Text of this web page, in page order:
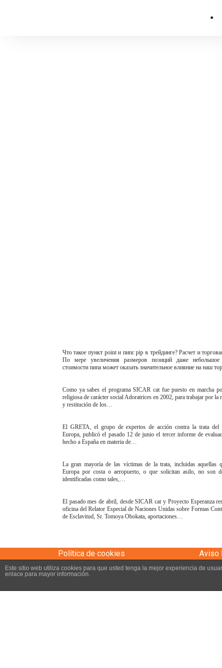
Что такое пункт point и пипс pip в трейдинге? Расчет и
По мере увеличения размеров позиций даже небольшое
стоимости пипа может оказать значительное влияние на наш
Como ya sabes el programa SICAR cat fue puesto en marcha
religiosa de carácter social Adoratrices en 2002, para trabajar por la
y restitución de los…
El GRETA, el grupo de expertos de acción contra la trata del
Europa, publicó el pasado 12 de junio el tercer informe de
hecho a España en materia de…
La gran mayoría de las víctimas de la trata, incluidas aquellas
Europa por costa o aeropuerto, o que solicitan asilo, no son
identificadas como tales,…
El pasado mes de abril, desde SICAR cat y Proyecto Esperanza
oficina del Relator Especial de Naciones Unidas sobre Formas
de Esclavitud, Sr. Tomoya Obokata, aportaciones…
Política de cookies Aviso
Este sitio web utiliza cookies para que usted tenga la mejor experiencia de
enlace para mayor información.